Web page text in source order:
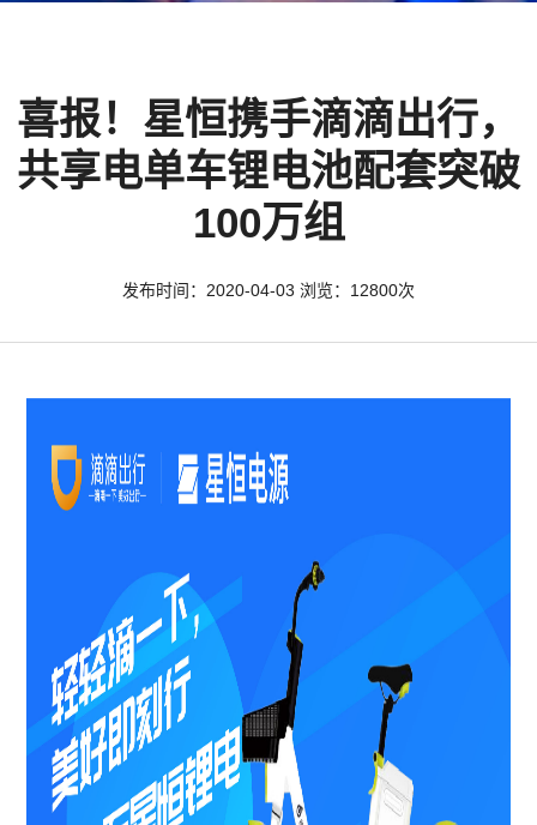
喜报！星恒携手滴滴出行，
共享电单车锂电池配套突破
100万组
发布时间：2020-04-03 浏览：12800次